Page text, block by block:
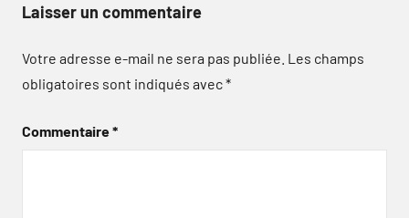
Laisser un commentaire
Votre adresse e-mail ne sera pas publiée. Les champs
obligatoires sont indiqués avec*
Commentaire*